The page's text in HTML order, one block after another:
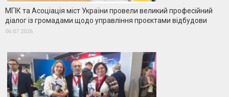
МГІК та Асоціація міст України провели великий професійний
діалог із громадами щодо управління проєктами відбудови
06.07.2026